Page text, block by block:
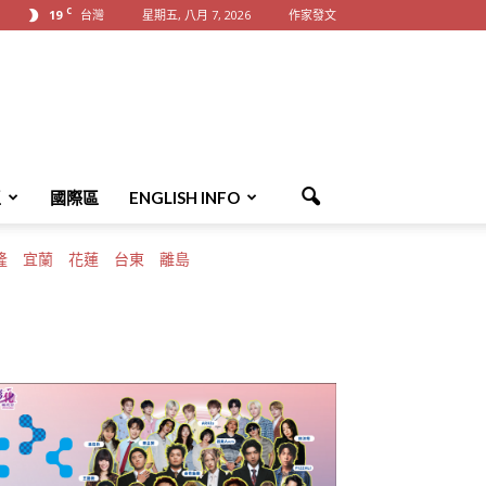
19 C 台灣 星期五, 八月 7, 2026 作家發文
國際區 ENGLISH INFO
宜蘭 花蓮 台東 離島